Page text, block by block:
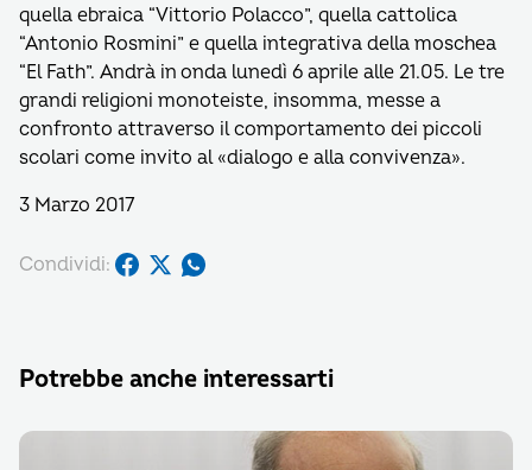
quella ebraica “Vittorio Polacco”, quella cattolica
“Antonio Rosmini” e quella integrativa della moschea
“El Fath”. Andrà in onda lunedì 6 aprile alle 21.05. Le tre
grandi religioni monoteiste, insomma, messe a
confronto attraverso il comportamento dei piccoli
scolari come invito al «dialogo e alla convivenza».
3 Marzo 2017
Condividi:
Potrebbe anche interessarti